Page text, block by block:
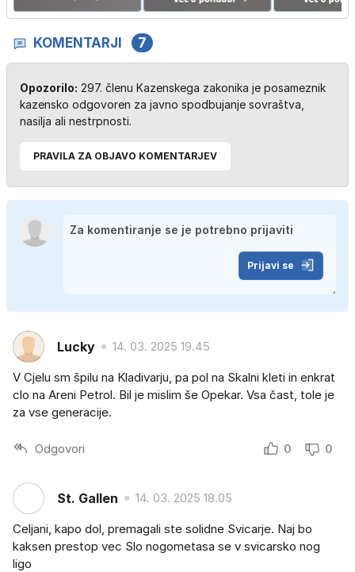
KOMENTARJI 7
Opozorilo: 297. členu Kazenskega zakonika je posameznik
kazensko odgovoren za javno spodbujanje sovraštva,
nasilja ali nestrpnosti.
PRAVILA ZA OBJAVO KOMENTARJEV
Prijavi se
Lucky 14. 03. 2025 19.45
V Cjelu sm špilu na Kladivarju, pa pol na Skalni kleti in enkrat
clo na Areni Petrol. Bil je mislim še Opekar. Vsa čast, tole je
za vse generacije.
Odgovori 0 0
St. Gallen 14. 03. 2025 18.05
Celjani, kapo dol, premagali ste solidne Svicarje. Naj bo
kaksen prestop vec Slo nogometasa se v svicarsko nog
ligo